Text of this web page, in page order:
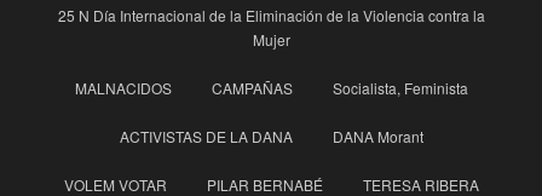
25 N Día Internacional de la Eliminación de la Violencia contra la
Mujer
MALNACIDOS CAMPAÑAS Socialista, Feminista
ACTIVISTAS DE LA DANA DANA Morant
VOLEM VOTAR PILAR BERNABÉ TERESA RIBERA